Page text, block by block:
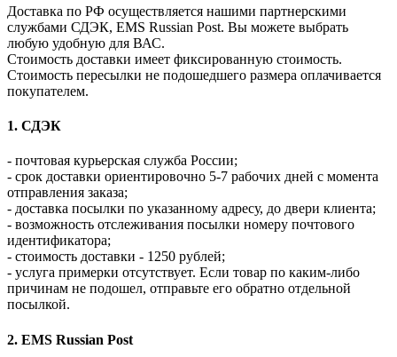
Доставка по РФ осуществляется нашими партнерскими
службами СДЭК, EMS Russian Post. Вы можете выбрать
любую удобную для ВАС.
Стоимость доставки имеет фиксированную стоимость.
Стоимость пересылки не подошедшего размера оплачивается
покупателем.
1. СДЭК
- почтовая курьерская служба России;
- срок доставки ориентировочно 5-7 рабочих дней с момента
отправления заказа;
- доставка посылки по указанному адресу, до двери клиента;
- возможность отслеживания посылки номеру почтового
идентификатора;
- стоимость доставки - 1250 рублей;
- услуга примерки отсутствует. Если товар по каким-либо
причинам не подошел, отправьте его обратно отдельной
посылкой.
2. EMS Russian Post